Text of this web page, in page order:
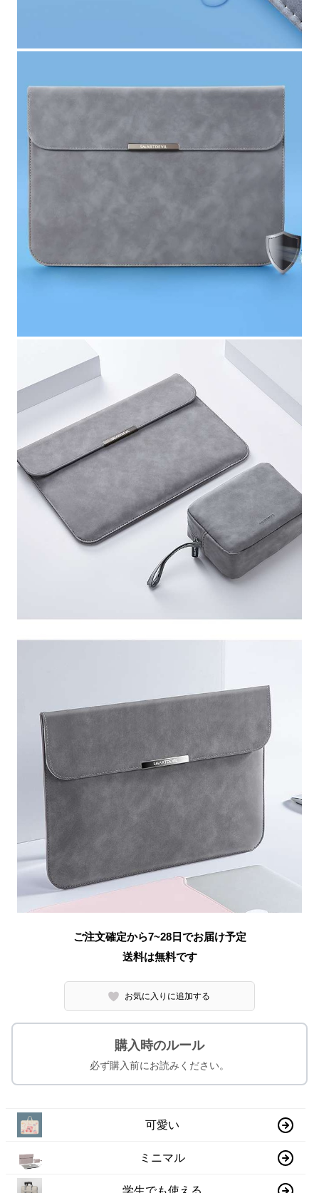
ご注文確定から7~28日でお届け予定
送料は無料です
お気に入りに追加する
購入時のルール
必ず購入前にお読みください。
可愛い
ミニマル
学生でも使える